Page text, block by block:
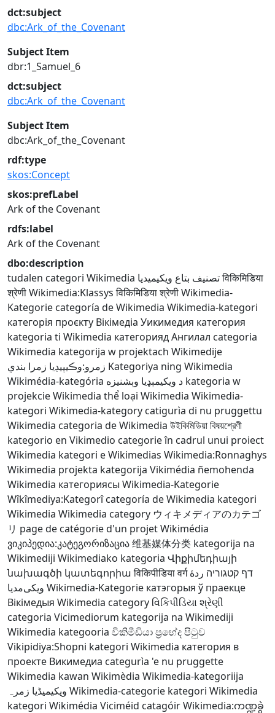
dct:subject
dbc:Ark_of_the_Covenant
Subject Item
dbr:1_Samuel_6
dct:subject
dbc:Ark_of_the_Covenant
Subject Item
dbc:Ark_of_the_Covenant
rdf:type
skos:Concept
skos:prefLabel
Ark of the Covenant
rdfs:label
Ark of the Covenant
dbo:description
tudalen categori Wikimedia تصنيف بتاع ويكيميدياविकिमिडिया
श्रेणीWikimedia:Klassys विकिमिडिया श्रेणीWikimedia-
Kategorie categoría de Wikimedia Wikimedia-kategori
категорія проєкту Вікімедіа Уикимедия категория
kategoria ti Wikimedia категорияд Ангилал categoria
Wikimedia kategorija w projektach Wikimedije
زمرو:وڪيپيڊيا زمرا بندي Kategoriya ning Wikimedia
Wikimédia-kategória د ويکيمېډيا وېشنيزه kategoria w
projekcie Wikimedia thể loại Wikimedia Wikimedia-
kategori Wikimedia-kategory catigurìa di nu pruggettu
Wikimedia categoria de Wikimedia উইকিমিডিয়া বিষয়শ্রেণী
kategorio en Vikimedio categorie în cadrul unui proiect
Wikimedia kategori e Wikimedias Wikimedia:Ronnaghys
Wikimedia projekta kategorija Vikimédia ñemohenda
Wikimedia категориясы Wikimedia-Kategorie
Wîkîmediya:Kategorî categoría de Wikimedia kategori
Wikimedia Wikimedia category ウィキメディアのカテゴ
リ page de catégorie d'un projet Wikimédia
ვიკიპედია:კატეგორიზაცია维基媒体分类 kategorija na
Wikimediji Wikimediako kategoria Վիքիմեդիայի
նախագծի կատեգորիա विकिपीडिया वर्ग דף קטגוריה ردهٔ
ویکی‌مدیا Wikimedia-Kategorie катэгорыя ў праекце
Вікімедыя Wikimedia category વિકિપીડિયા શ્રેણી
categoria Vicimediorum kategorija na Wikimediji
Wikimedia kategooria විකිමීඩියා ප්‍රභේද පිටුව
Vikipidiya:Shopni kategori Wikimedia категория в
проекте Викимедиа categurìa 'e nu pruggette
Wikimedia kawan Wikimèdia Wikimedia-kategoriija
ویکیمیڈیا زمرہ Wikimedia-categorie kategori Wikimedia
kategori Wikimédia Viciméid catagóirWikimedia:ကဏ္ဍခွဲ